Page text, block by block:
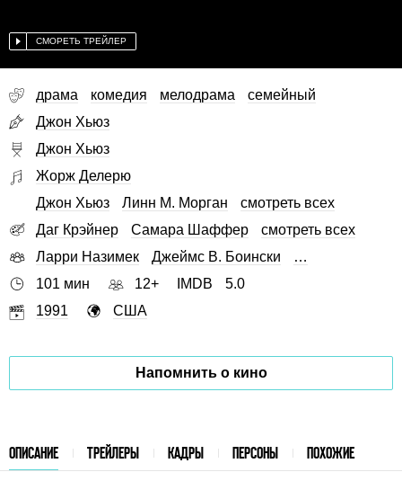
СМОРЕТЬ ТРЕЙЛЕР
драма комедия мелодрама
семейный
Джон Хьюз
Джон Хьюз
Жорж Делерю
Джон Хьюз
Линн М. Морган
смотреть всех
Даг Крэйнер
Самара Шаффер
смотреть всех
Ларри Назимек
Джеймс В. Боински
…
101 мин
12+ IMDB
5.0
1991
США
Напомнить о кино
ОПИСАНИЕ ТРЕЙЛЕРЫ КАДРЫ ПЕРСОНЫ ПОХОЖИЕ